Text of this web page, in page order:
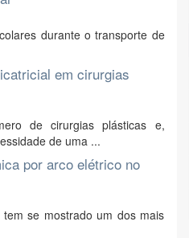
durante o transporte de
em cirurgias
de cirurgias plásticas e,
de uma ...
por arco elétrico no
se mostrado um dos mais